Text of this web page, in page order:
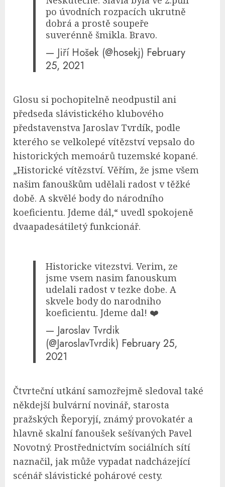
po úvodních rozpacích ukrutně
dobrá a prostě soupeře
suverénně šmikla. Bravo.
— Jiří Hošek (@hosekj) February
25, 2021
Glosu si pochopitelně neodpustil ani
předseda slávistického klubového
představenstva Jaroslav Tvrdík, podle
kterého se velkolepé vítězství vepsalo do
historických memoárů tuzemské kopané.
„Historické vítězství. Věřím, že jsme všem
našim fanouškům udělali radost v těžké
době. A skvělé body do národního
koeficientu. Jdeme dál,“ uvedl spokojeně
dvaapadesátiletý funkcionář.
Historicke vitezstvi. Verim, ze
jsme vsem nasim fanouskum
udelali radost v tezke dobe. A
skvele body do narodniho
koeficientu. Jdeme dal! ❤️
— Jaroslav Tvrdik
(@JaroslavTvrdik) February 25,
2021
Čtvrteční utkání samozřejmě sledoval také
někdejší bulvární novinář, starosta
pražských Řeporyjí, známý provokatér a
hlavně skalní fanoušek sešívaných Pavel
Novotný. Prostřednictvím sociálních sítí
naznačil, jak může vypadat nadcházející
scénář slávistické pohárové cesty.